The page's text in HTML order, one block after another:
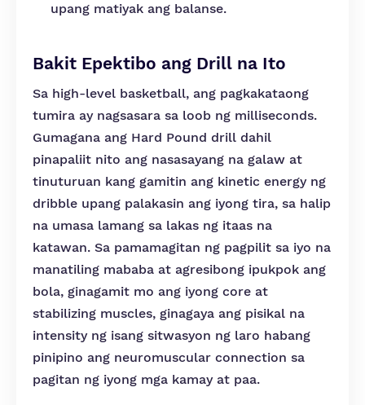
upang matiyak ang balanse.
Bakit Epektibo ang Drill na Ito
Sa high-level basketball, ang pagkakataong
tumira ay nagsasara sa loob ng milliseconds.
Gumagana ang Hard Pound drill dahil
pinapaliit nito ang nasasayang na galaw at
tinuturuan kang gamitin ang kinetic energy ng
dribble upang palakasin ang iyong tira, sa halip
na umasa lamang sa lakas ng itaas na
katawan. Sa pamamagitan ng pagpilit sa iyo na
manatiling mababa at agresibong ipukpok ang
bola, ginagamit mo ang iyong core at
stabilizing muscles, ginagaya ang pisikal na
intensity ng isang sitwasyon ng laro habang
pinipino ang neuromuscular connection sa
pagitan ng iyong mga kamay at paa.